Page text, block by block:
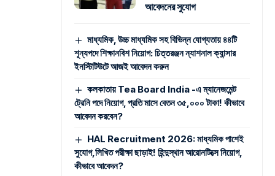
আবেদনের সুযোগ
মাধ্যমিক, উচ্চ মাধ্যমিক সহ বিভিন্ন যোগ্যতায় ৪৪টি
শূন্যপদে শিক্ষানবিশ নিয়োগ: চিত্তরঞ্জন ন্যাশনাল ক্যান্সার
ইনস্টিটিউটে আজই আবেদন করুন
কলকাতায় Tea Board India -এ ম্যানেজমেন্ট
ট্রেনি পদে নিয়োগ, প্রতি মাসে বেতন ৩৫,০০০ টাকা! কীভাবে
আবেদন করবেন?
HAL Recruitment 2026: মাধ্যমিক পাশেই
সুযোগ,লিখিত পরীক্ষা ছাড়াই! হিন্দুস্থান আরোনটিক্সে নিয়োগ,
কীভাবে আবেদন?